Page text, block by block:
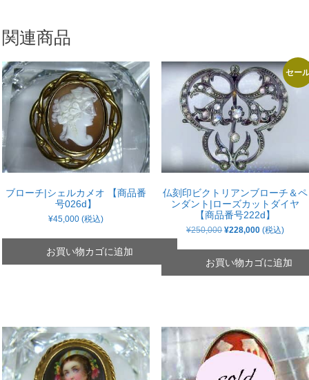
関連商品
ブローチ|シェルカメオ 【商品番
号026d】
¥45,000 (税込)
お買い物カゴに追加
セー
仏刻印ビクトリアンブローチ＆ペ
ンダント|ローズカットダイヤ
【商品番号222d】
¥250,000元
価
格
は
¥228,000現
の
価
格
(税込)
お買い物カゴに追加